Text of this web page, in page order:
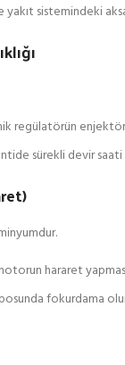
sistemindeki
regülatörün
sürekli devir
hararet
fokurdama